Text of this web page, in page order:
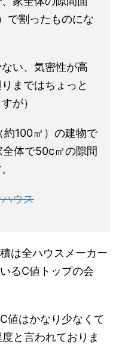
で割ったものにな
い、気密性が高
まではちょっと
が）
100㎡）の建物で
体で50c㎡の隙間
ウス
は全ハウスメーカー
るC値トップの会
値はかなり少なくて
と言われておりま